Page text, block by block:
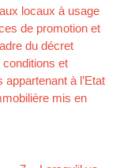
locaux à usage
de promotion et
du décret
conditions et
à l’Etat
mis en